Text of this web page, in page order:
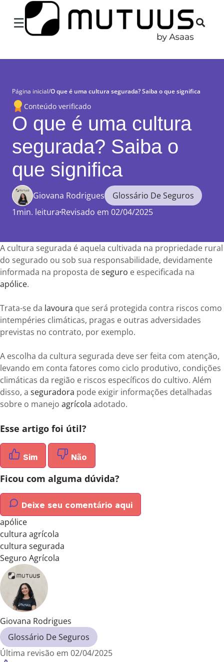
☰
Página inicial/O que é uma cultura segurada? Saiba o que significa
Conteúdo verificado
O que é uma cultura
segurada? Saiba o
que significa
Giovana Rodrigues
Glossário De Seguros
1min. leitura Revisado em 02/04/2025
A cultura segurada é aquela cultivada na propriedade rural
do segurado ou sob sua responsabilidade, devidamente
informada na proposta deseguro e especificada na
apólice.
Trata-se da lavoura que será protegida contra riscos como
intempéries climáticas, pragas e outras adversidades
previstas no contrato, por exemplo.
A escolha da cultura segurada deve ser feita com atenção,
levando em conta fatores como ciclo produtivo, condições
climáticas da região e riscos específicos do cultivo. Além
disso, a seguradora pode exigir informações detalhadas
sobre o manejo agrícola adotado.
Esse artigo foi útil?
Sim Não
Ficou com alguma dúvida?
Deixe seu comentário aqui
apólice
cultura agrícola
cultura segurada
Seguro Agrícola
Giovana Rodrigues
Glossário De Seguros
Última revisão em 02/04/2025
Enviar